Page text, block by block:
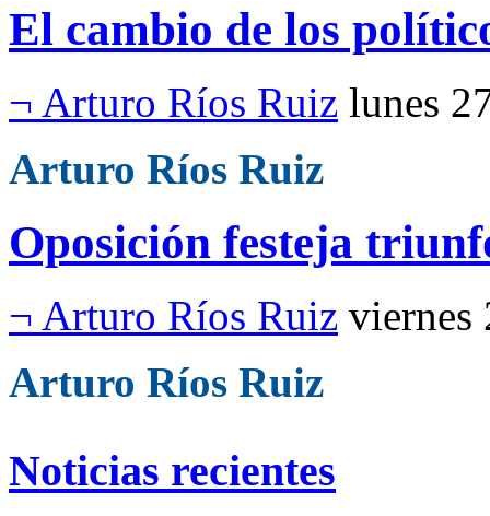
El cambio de los
¬ Arturo Ríos Ruiz lunes
Arturo Ríos Ruiz
Oposición festeja
¬ Arturo Ríos Ruiz viernes
Arturo Ríos Ruiz
Noticias recientes